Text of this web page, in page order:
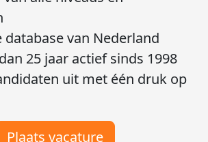
en geniet van deze voordelen:
alle niveaus en
database van Nederland
25 jaar actief sinds 1998